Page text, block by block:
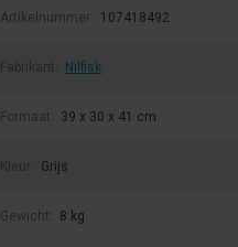
Artikelnummer: 107418492
Fabrikant: Nilfisk
Formaat: 39 x 30 x 41 cm
Kleur: Grijs
Gewicht: 8 kg